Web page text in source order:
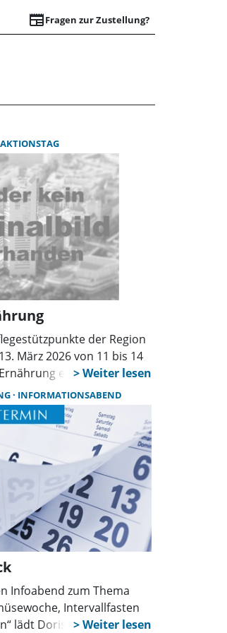
newspaperFragen zur Zustellung?
|
AKTIONSTAG
der Region
März 2026 von 11 bis 14
ein. Anbieter von
ihre Angebote
anbieten. Anmeldung
INFORMATIONSABEND
Infoabend zum Thema
Intervallfasten
lädt Doris Frantzheld am